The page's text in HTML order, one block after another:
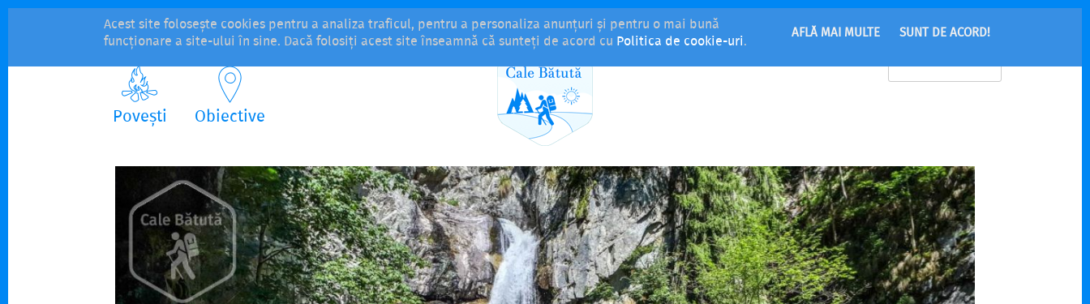
Acest site folosește cookies pentru a analiza traficul, pentru a personaliza anunțuri și pentru o mai bună
funcționare a site-ului în sine. Dacă folosiți acest site înseamnă că sunteți de acord cu Politica de cookie-uri. AFLĂ MAI MULTE SUNT DE ACORD!
Povești Obiective